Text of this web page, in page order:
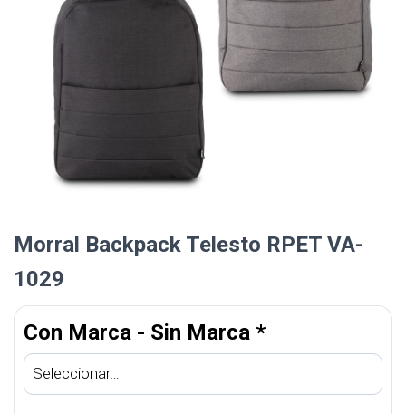
Morral Backpack Telesto RPET VA-
1029
Con Marca - Sin Marca *